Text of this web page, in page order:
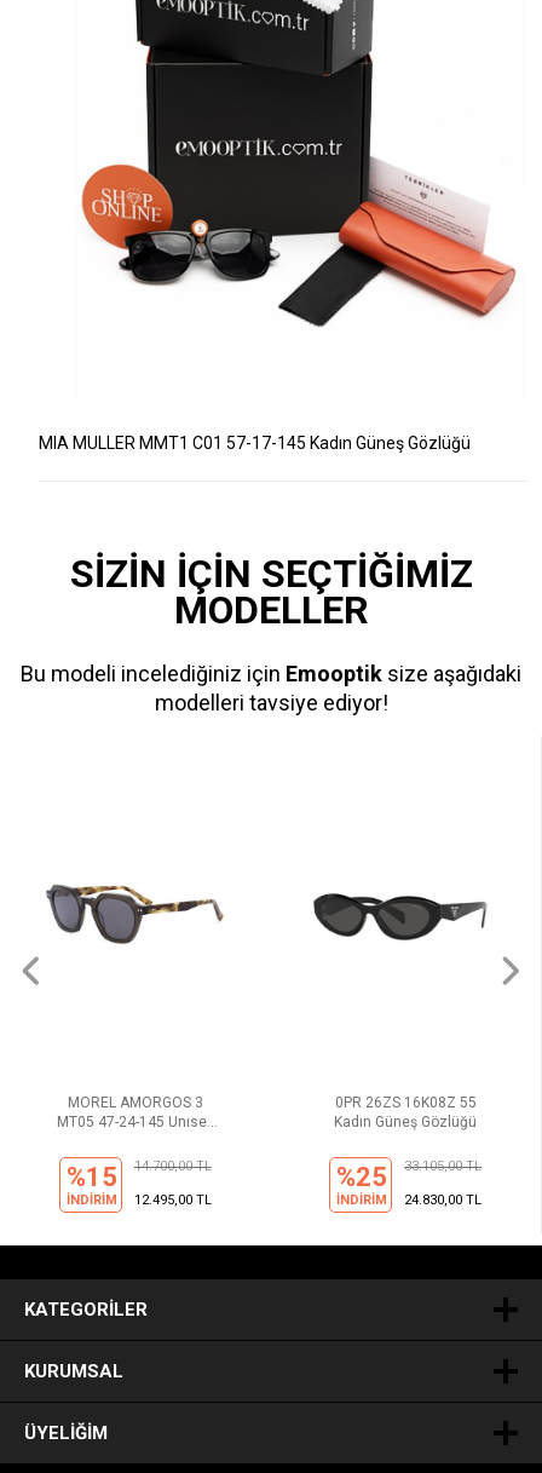
MIA MULLER MMT1 C01 57-17-145 Kadın Güneş Gözlüğü
SİZİN İÇİN SEÇTİĞİMİZ
MODELLER
Bu modeli incelediğiniz için Emooptik size aşağıdaki
modelleri tavsiye ediyor!
MOREL AMORGOS 3
MT05 47-24-145 Unısex
%15
İNDİRİM
14.700,00 TL
12.495,00 TL
0PR 26ZS 16K08Z 55
Kadın Güneş Gözlüğü
%25
İNDİRİM
33.105,00 TL
24.830,00 TL
KATEGORILER
KURUMSAL
ÜYELIĞIM